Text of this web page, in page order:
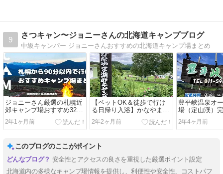
9
さつキャン〜ジョニーさんの北海道キャンプブログ
中級キャンパー ジョニーさんおすすめの北海道キャンプ場まとめ
ジョニーさん厳選の札幌近
郊キャンプ場おすすめ32
選！約1時間半で行ける人
気キャンプ場を紹介
2年1ヶ月前
【ペットOK＆徒歩で行け
る日帰り入浴】かなやま湖
キャンプ場完全ガイド！料
金システム＆サイトの選び
方や注意点
2年2ヶ月前
豊平峡温泉オ
場（定山渓）
料金システム
覚えておくべ
2年4ヶ月前
このブログのここがポイント
安全性とアクセスの良さを重視した厳選ポイント設定
北海道内の多様なキャンプ場情報を提供し、利便性や安全性、コストパフ